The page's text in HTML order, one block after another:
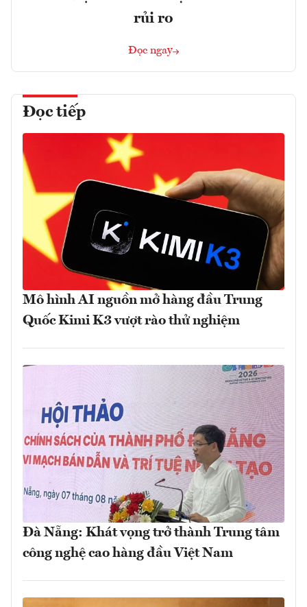
rủi ro
Đọc ngay
Đọc tiếp
Mô hình AI nguồn mở hàng đầu Trung
Quốc Kimi K3 vượt rào thử nghiệm
Đà Nẵng: Khát vọng trở thành Trung tâm
công nghệ cao hàng đầu Việt Nam